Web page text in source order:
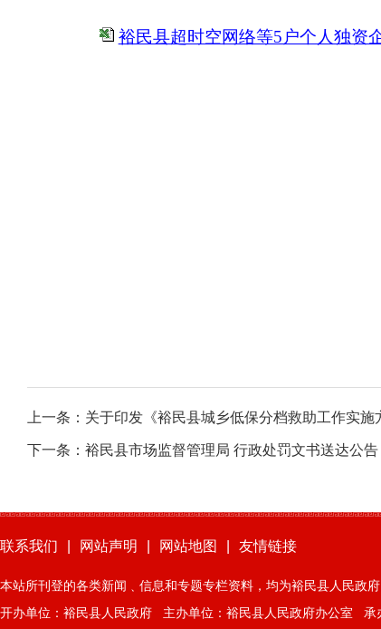
裕民县超时空网络等5户个人独资
上一条： 关于印发《裕民县城乡低保分档救助工作实施
下一条： 裕民县市场监督管理局 行政处罚文书送达公告
联系我们 网站声明 网站地图 友情链接
本站所刊登的各类新闻﹑信息和专题专栏资料，均为裕民县人民政
开办单位：裕民县人民政府 主办单位：裕民县人民政府办公室 承